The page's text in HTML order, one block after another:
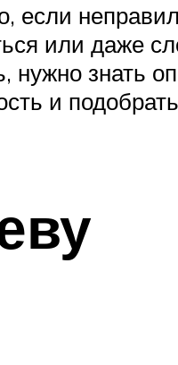
если
или даже
нужно знать
и